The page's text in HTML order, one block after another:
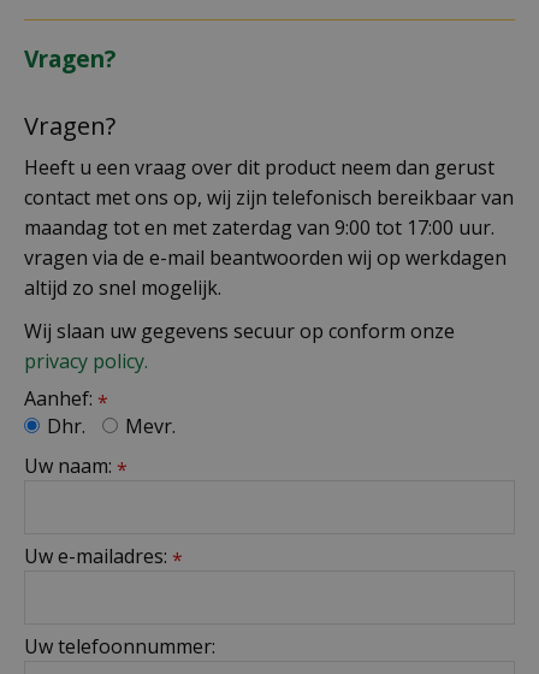
Vragen?
Vragen?
Heeft u een vraag over dit product neem dan gerust
contact met ons op, wij zijn telefonisch bereikbaar van
maandag tot en met zaterdag van 9:00 tot 17:00 uur.
vragen via de e-mail beantwoorden wij op werkdagen
altijd zo snel mogelijk.
Wij slaan uw gegevens secuur op conform onze
privacy policy.
Aanhef: *
Dhr.
Mevr.
Uw naam: *
Uw e-mailadres: *
Uw telefoonnummer: